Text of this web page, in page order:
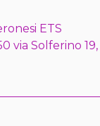
ETS
via Solferino 19,